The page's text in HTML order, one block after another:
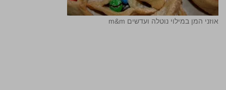
אוזני המן במילוי נוטלה ועדשים m&m